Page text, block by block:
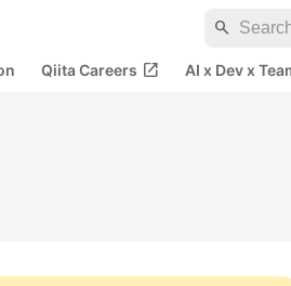
search
Qiita Careers open_in_new AI x Dev x